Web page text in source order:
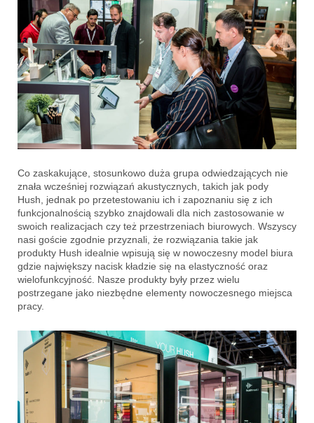
Co zaskakujące, stosunkowo duża grupa odwiedzających nie
znała wcześniej rozwiązań akustycznych, takich jak pody
Hush, jednak po przetestowaniu ich i zapoznaniu się z ich
funkcjonalnością szybko znajdowali dla nich zastosowanie w
swoich realizacjach czy też przestrzeniach biurowych. Wszyscy
nasi goście zgodnie przyznali, że rozwiązania takie jak
produkty Hush idealnie wpisują się w nowoczesny model biura
gdzie największy nacisk kładzie się na elastyczność oraz
wielofunkcyjność. Nasze produkty były przez wielu
postrzegane jako niezbędne elementy nowoczesnego miejsca
pracy.